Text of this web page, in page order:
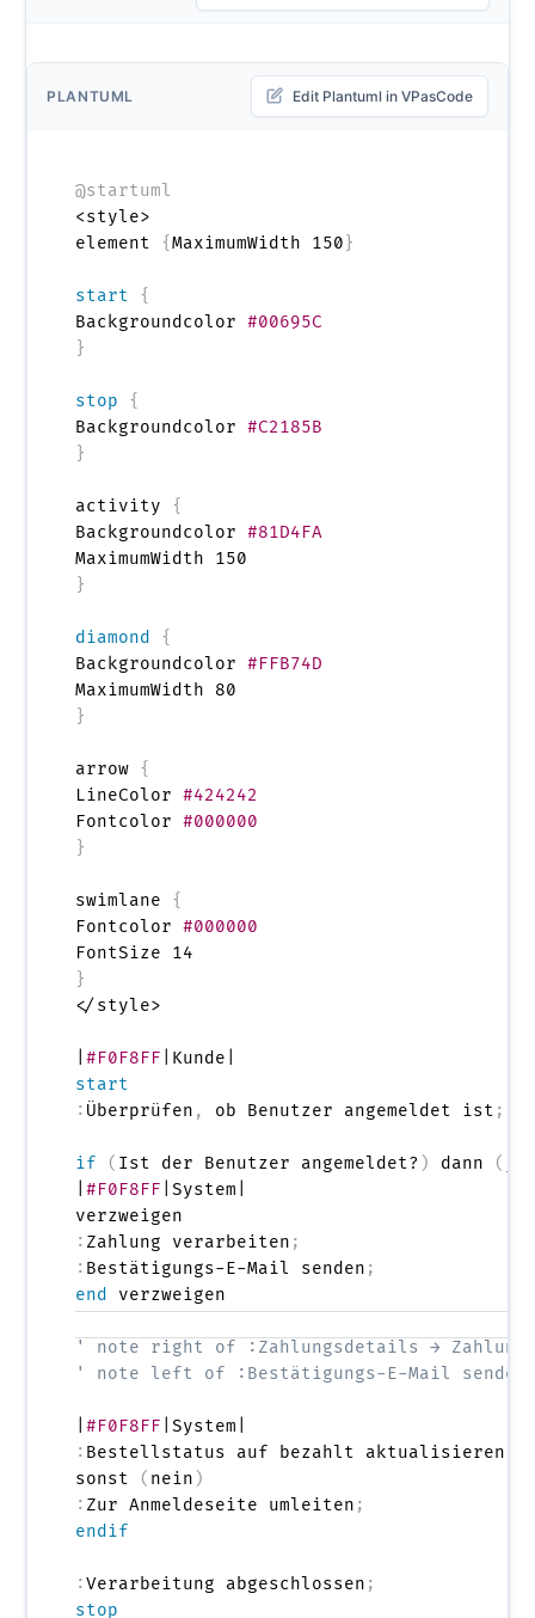
PLANTUML Edit Plantuml in VPasCode
@startuml
<style>
element {MaximumWidth 150 }
start
{
Backgroundcolor #00695C
}
stop
{
Backgroundcolor #C2185B
}
activity {
Backgroundcolor #81D4FA
}
diamond
{
Backgroundcolor #FFB74D
}
arrow {
LineColor #424242
Fontcolor #000000
}
swimlane {
Fontcolor #000000
}
</style>
|#F0F8FF
start
: Überprüfen , ob Benutzer angemeldet ist ;
if ( Ist der Benutzer angemeldet? ) dann (
|#F0F8FF |System|
: Zahlung verarbeiten ;
: Bestätigungs-E-Mail senden ;
end
verzweigen
' note right of :Zahlungsdetails → Zahlung
' note left of :Bestätigungs-E-Mail senden
|#F0F8FF
: Bestellstatus auf bezahlt aktualisieren
sonst
( nein )
: Zur Anmeldeseite umleiten ;
endif
:Verarbeitung abgeschlossen ;
stop